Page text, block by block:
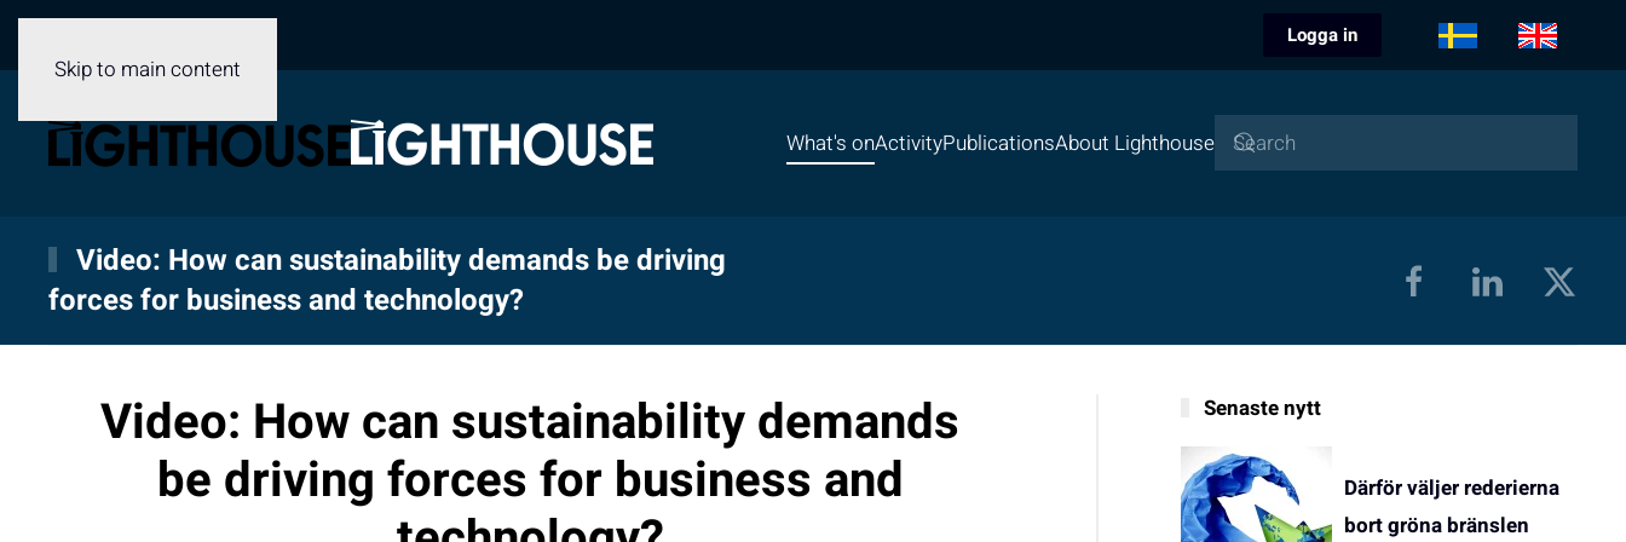
Skip to main content
Logga in
What's onActivityPublicationsAbout Lighthouse
Video: How can sustainability demands be driving
forces for business and technology?
Video: How can sustainability demands
be driving forces for business and
Senaste nytt
Därför väljer rederierna
bort gröna bränslen